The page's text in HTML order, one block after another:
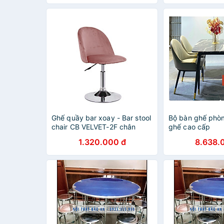
CB NIKA-P
Ghế quầy bar xoay - Bar stool
chair CB VELVET-2F chân
chỉnh - pen thấp có lưng tựa
nệm vải nhung êm ái nhiều
màu lựa chọn ( xám ; hồng ;
xanh dương đậm ; xanh ngọc
1.320.000 đ
Bộ bàn ghế
ghế cao cấp